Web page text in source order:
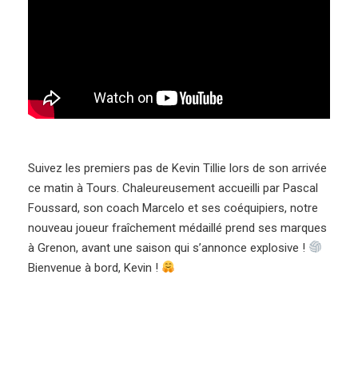
Suivez les premiers pas de Kevin Tillie lors de son arrivée
ce matin à Tours. Chaleureusement accueilli par Pascal
Foussard, son coach Marcelo et ses coéquipiers, notre
nouveau joueur fraîchement médaillé prend ses marques
à Grenon, avant une saison qui s’annonce explosive !
Bienvenue à bord, Kevin !